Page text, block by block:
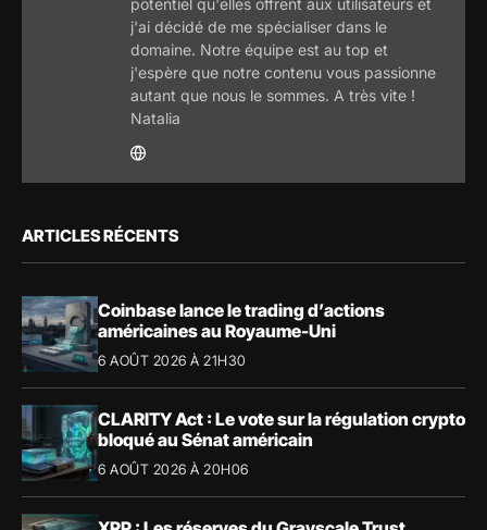
potentiel qu'elles offrent aux utilisateurs et
j'ai décidé de me spécialiser dans le
domaine. Notre équipe est au top et
j'espère que notre contenu vous passionne
autant que nous le sommes. A très vite !
Natalia
ARTICLES RÉCENTS
Coinbase lance le trading d’actions
américaines au Royaume-Uni
6 AOÛT 2026 À 21H30
CLARITY Act : Le vote sur la régulation crypto
bloqué au Sénat américain
6 AOÛT 2026 À 20H06